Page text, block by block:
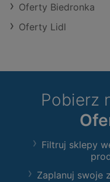
Oferty Biedronka
Oferty Lidl
Pobierz
Filtruj sklepy
Zaplanuj swoje